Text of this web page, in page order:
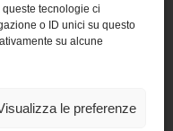
tecnologie ci
o ID unici su questo
su alcune
le preferenze